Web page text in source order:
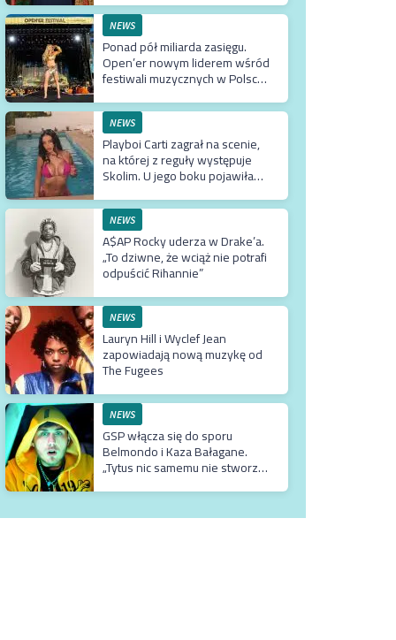
NEWS
Ponad pół miliarda zasięgu.
Open’er nowym liderem wśród
festiwali muzycznych w Polsce.
NEWS
Playboi Carti zagrał na scenie,
na której z reguły występuje
Skolim. U jego boku pojawiła
NEWS
A$AP Rocky uderza w Drake’a.
„To dziwne, że wciąż nie potrafi
odpuścić Rihannie”
NEWS
Lauryn Hill i Wyclef Jean
zapowiadają nową muzykę od
The Fugees
NEWS
GSP włącza się do sporu
Belmondo i Kaza Bałagane.
„Tytus nic samemu nie stworzył.
dzięki matce, która jest
usadowiona w TVN-ie”